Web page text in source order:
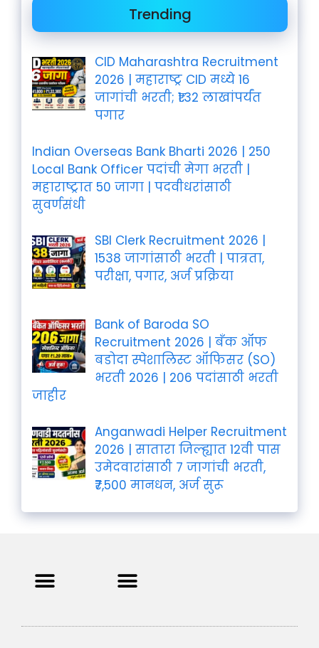
Trending
CID Maharashtra Recruitment
2026 | महाराष्ट्र CID मध्ये 16
जागांची भरती; ₹1.32 लाखांपर्यंत
पगार
Indian Overseas Bank Bharti 2026 | 250
Local Bank Officer पदांची मेगा भरती |
महाराष्ट्रात 50 जागा | पदवीधरांसाठी
सुवर्णसंधी
SBI Clerk Recruitment 2026 |
1538 जागांसाठी भरती | पात्रता,
परीक्षा, पगार, अर्ज प्रक्रिया
Bank of Baroda SO
Recruitment 2026 | बँक ऑफ
बडोदा स्पेशालिस्ट ऑफिसर (SO)
भरती 2026 | 206 पदांसाठी भरती
जाहीर
Anganwadi Helper Recruitment
2026 | सातारा जिल्ह्यात 12वी पास
उमेदवारांसाठी 7 जागांची भरती,
₹7,500 मानधन, अर्ज सुरू